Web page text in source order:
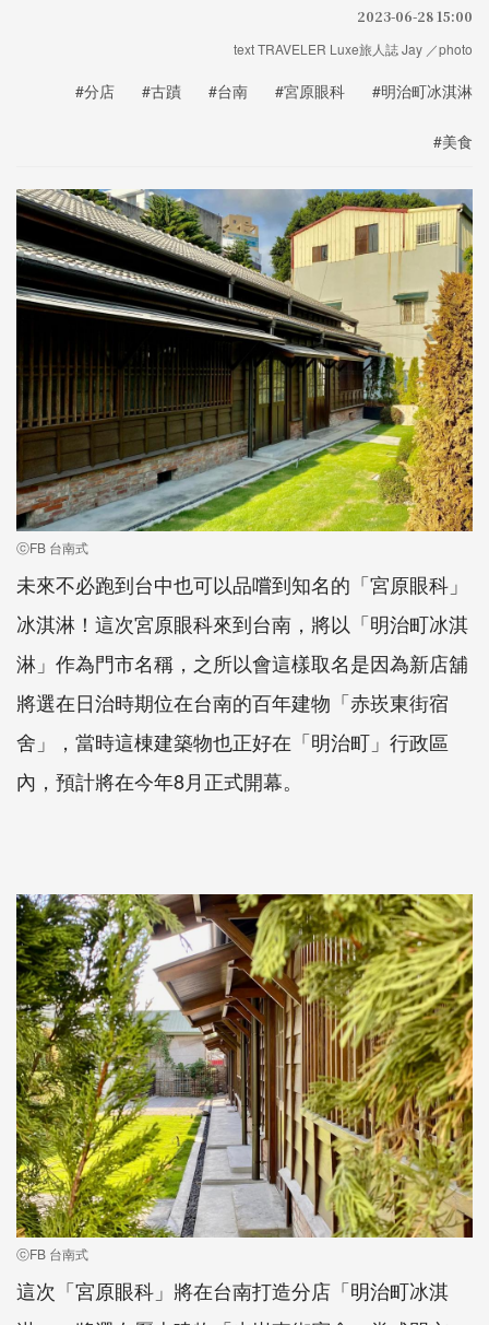
2023-06-28 15:00
text TRAVELER Luxe旅人誌 Jay ／photo
#分店 #古蹟 #台南 #宮原眼科 #明治町冰淇淋
#美食
ⓒFB 台南式
未來不必跑到台中也可以品嚐到知名的「宮原眼科」
冰淇淋！這次宮原眼科來到台南，將以「明治町冰淇
淋」作為門市名稱，之所以會這樣取名是因為新店舖
將選在日治時期位在台南的百年建物「赤崁東街宿
舍」，當時這棟建築物也正好在「明治町」行政區
內，預計將在今年8月正式開幕。
ⓒFB 台南式
這次「宮原眼科」將在台南打造分店「明治町冰淇